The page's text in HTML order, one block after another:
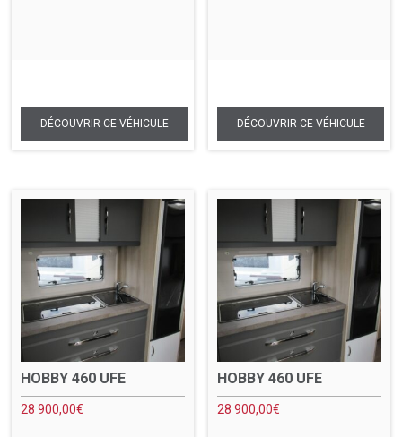
HOBBY 460 UFE
28 900,00€
HOBBY 460 UFE
28 900,00€